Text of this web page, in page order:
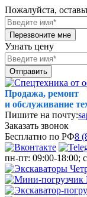
Пожалуйста,
Перезвоните мне
Узнать цену
Отправить
Продажа, ремонт
и обслуживание
Пишите на почту:
Заказать звонок
Бесплатно по РФ8
пн-пт: 09:00-18:00;